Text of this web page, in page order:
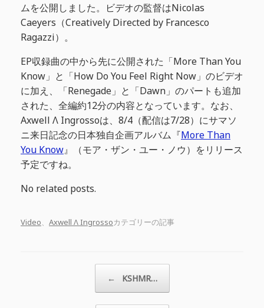
ムを公開しました。ビデオの監督はNicolas
Caeyers（Creatively Directed by Francesco
Ragazzi）。
EP収録曲の中から先に公開された「More Than You
Know」と「How Do You Feel Right Now」のビデオ
に加え、「Renegade」と「Dawn」のパートも追加
された、全編約12分の内容となっています。なお、
Axwell Λ Ingrossoは、8/4（配信は7/28）にサマソ
ニ来日記念の日本独自企画アルバム『More Than
You Know』（モア・ザン・ユー・ノウ）をリリース
予定ですね。
No related posts.
Video、 Axwell Λ Ingrossoカテゴリーの記事
← KSHMR…